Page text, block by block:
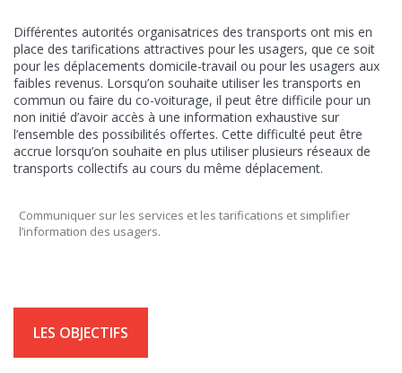
Différentes autorités organisatrices des transports ont mis en
place des tarifications attractives pour les usagers, que ce soit
pour les déplacements domicile-travail ou pour les usagers aux
faibles revenus. Lorsqu’on souhaite utiliser les transports en
commun ou faire du co-voiturage, il peut être difficile pour un
non initié d’avoir accès à une information exhaustive sur
l’ensemble des possibilités offertes. Cette difficulté peut être
accrue lorsqu’on souhaite en plus utiliser plusieurs réseaux de
transports collectifs au cours du même déplacement.
Communiquer sur les services et les tarifications et simplifier
l’information des usagers.
LES OBJECTIFS